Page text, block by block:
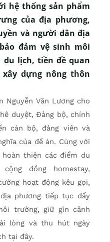
hệ thống sản phẩm
của địa phương,
và người dân địa
đảm vệ sinh môi
lịch, tiền đề quan
dựng nông thôn
Nguyễn Văn Lương cho
duyệt, Đảng bộ, chính
cán bộ, đảng viên và
của đề án. Cùng với
thiện các điểm du
đồng homestay,
hoạt động kêu gọi,
phương tiếp tục đẩy
trường, giữ gìn cảnh
lòng và thu hút ngày
tại đây.